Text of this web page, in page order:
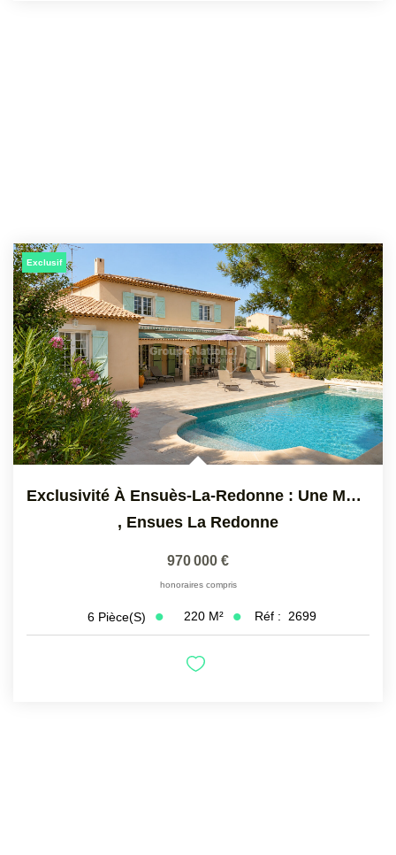
Exclusif
Exclusivité À Ensuès-La-Redonne : Une Maison Où L'on Vit En...
, Ensues La Redonne
970 000 €
honoraires compris
6 Pièce(s) 220 M² Réf : 2699